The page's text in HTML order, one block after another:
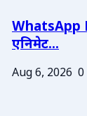
WhatsApp
एनिमेट...
Aug 6, 2026 0